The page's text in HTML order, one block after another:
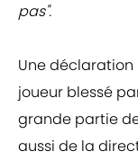
pas".
Une déclaration
joueur blessé
grande partie
aussi de la